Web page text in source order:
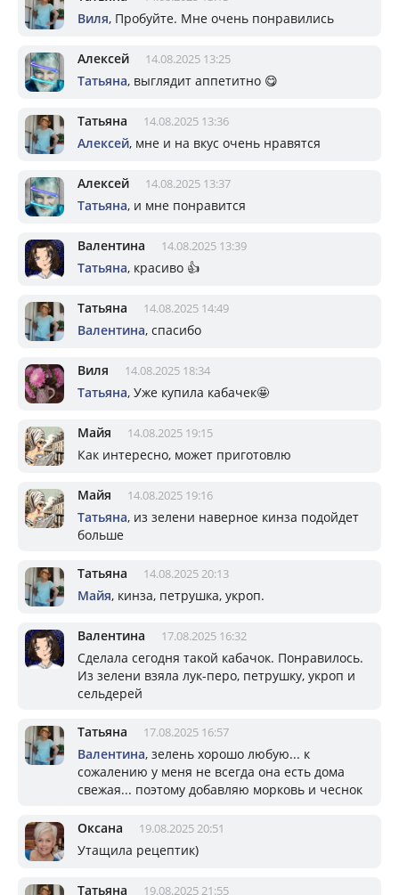
Виля, Пробуйте. Мне очень понравились
Алексей 14.08.2025 13:25
Татьяна, выглядит аппетитно 😋
Татьяна 14.08.2025 13:36
Алексей, мне и на вкус очень нравятся
Алексей 14.08.2025 13:37
Татьяна, и мне понравится
Валентина 14.08.2025 13:39
Татьяна, красиво 👍
Татьяна 14.08.2025 14:49
Валентина, спасибо
Виля 14.08.2025 18:34
Татьяна, Уже купила кабачек🤩
Майя 14.08.2025 19:15
Как интересно, может приготовлю
Майя 14.08.2025 19:16
Татьяна, из зелени наверное кинза подойдет
больше
Татьяна 14.08.2025 20:13
Майя, кинза, петрушка, укроп.
Валентина 17.08.2025 16:32
Сделала сегодня такой кабачок. Понравилось.
Из зелени взяла лук-перо, петрушку, укроп и
сельдерей
Татьяна 17.08.2025 16:57
Валентина, зелень хорошо любую... к
сожалению у меня не всегда она есть дома
свежая... поэтому добавляю морковь и чеснок
Оксана 19.08.2025 20:51
Утащила рецептик)
Татьяна 19.08.2025 21:55